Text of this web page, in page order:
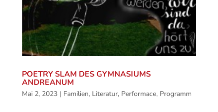
POETRY SLAM DES GYMNASIUMS
ANDREANUM
Mai 2, 2023| Familien, Literatur, Performace, Programm